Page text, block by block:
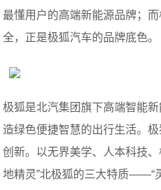
最懂用户的高端新能源品牌；
全，正是极狐汽车的品牌底色。
极狐是北汽集团旗下高端智能
造绿色便捷智慧的出行生活。
创新。以无界美学、人本科技
地精灵”北极狐的三大特质——“